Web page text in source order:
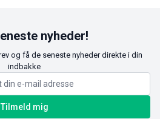
nyheder!
og få de seneste nyheder direkte i din
indbakke
Tilmeld mig